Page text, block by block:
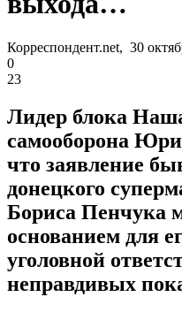
Корреспондент.net, 30
0
23
Лидер блока
самооборона
что заявление
донецкого
Бориса Пенчука
основанием для
уголовной
неправдивых